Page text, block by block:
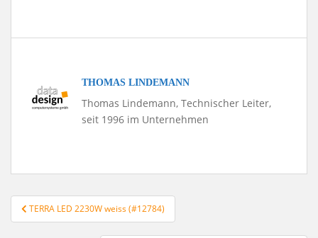
THOMAS LINDEMANN
Thomas Lindemann, Technischer Leiter,
seit 1996 im Unternehmen
Beitragsnavigation
TERRA LED 2230W weiss (#12784)